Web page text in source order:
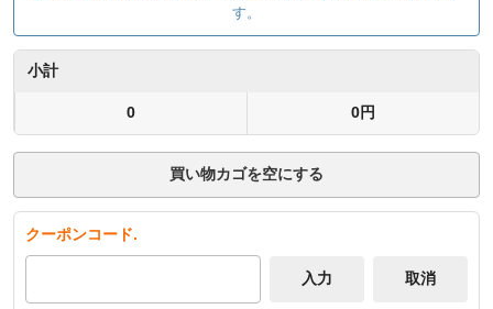
す。
小計
0 0円
買い物カゴを空にする
クーポンコード.